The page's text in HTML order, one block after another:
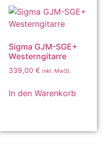
Sigma GJM-SGE+
Westerngitarre
339,00 € inkl. MwSt.
In den Warenkorb